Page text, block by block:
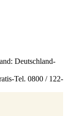
Deutschland-
Tel. 0800 / 122-